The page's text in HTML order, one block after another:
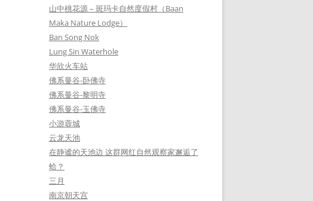
山中桃花源 – 斑玛卡自然度假村（Baan
Maka Nature Lodge）
Ban Song Nok
Lung Sin Waterhole
华欣火车站
佛系曼谷-卧佛寺
佛系曼谷-黎明寺
佛系曼谷-玉佛寺
小游蓉城
云龙天池
在静谧的天池边 这群网红自然观察家邂逅了
蛤？
三月
南京朝天宫